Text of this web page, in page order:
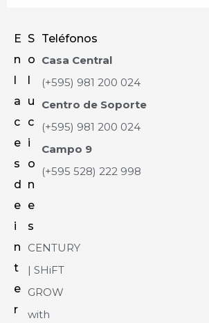
E
n
a
c
e
s
d
e
i
n
t
e
r
S
o
u
c
i
o
n
e
s
CENTURY
| SHiFT
GROW
with
Teléfonos
Casa Central
(+595) 981 200 024
Centro de Soporte
(+595) 981 200 024
Campo 9
(+595 528) 222 998